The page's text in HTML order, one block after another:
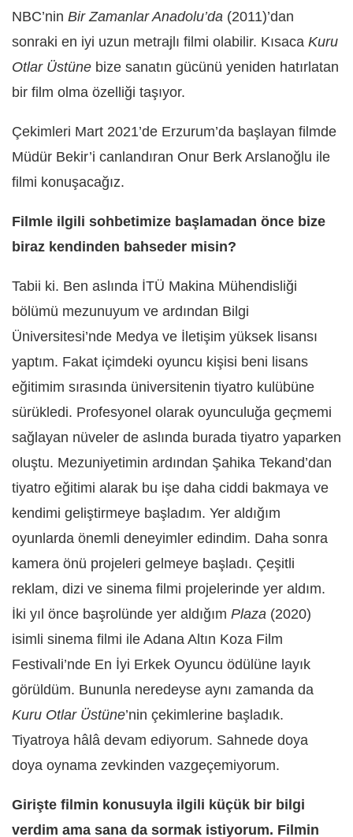
NBC’nin Bir Zamanlar Anadolu’da (2011)’dan
sonraki en iyi uzun metrajlı filmi olabilir. Kısaca Kuru
Otlar Üstüne bize sanatın gücünü yeniden hatırlatan
bir film olma özelliği taşıyor.
Çekimleri Mart 2021’de Erzurum’da başlayan filmde
Müdür Bekir’i canlandıran Onur Berk Arslanoğlu ile
filmi konuşacağız.
Filmle ilgili sohbetimize başlamadan önce bize
biraz kendinden bahseder misin?
Tabii ki. Ben aslında İTÜ Makina Mühendisliği
bölümü mezunuyum ve ardından Bilgi
Üniversitesi’nde Medya ve İletişim yüksek lisansı
yaptım. Fakat içimdeki oyuncu kişisi beni lisans
eğitimim sırasında üniversitenin tiyatro kulübüne
sürükledi. Profesyonel olarak oyunculuğa geçmemi
sağlayan nüveler de aslında burada tiyatro yaparken
oluştu. Mezuniyetimin ardından Şahika Tekand’dan
tiyatro eğitimi alarak bu işe daha ciddi bakmaya ve
kendimi geliştirmeye başladım. Yer aldığım
oyunlarda önemli deneyimler edindim. Daha sonra
kamera önü projeleri gelmeye başladı. Çeşitli
reklam, dizi ve sinema filmi projelerinde yer aldım.
İki yıl önce başrolünde yer aldığım Plaza (2020)
isimli sinema filmi ile Adana Altın Koza Film
Festivali’nde En İyi Erkek Oyuncu ödülüne layık
görüldüm. Bununla neredeyse aynı zamanda da
Kuru Otlar Üstüne’nin çekimlerine başladık.
Tiyatroya hâlâ devam ediyorum. Sahnede doya
doya oynama zevkinden vazgeçemiyorum.
Girişte filmin konusuyla ilgili küçük bir bilgi
verdim ama sana da sormak istiyorum. Filmin